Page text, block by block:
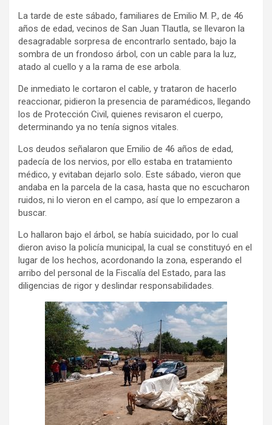
La tarde de este sábado, familiares de Emilio M. P., de 46
años de edad, vecinos de San Juan Tlautla, se llevaron la
desagradable sorpresa de encontrarlo sentado, bajo la
sombra de un frondoso árbol, con un cable para la luz,
atado al cuello y a la rama de ese arbola.
De inmediato le cortaron el cable, y trataron de hacerlo
reaccionar, pidieron la presencia de paramédicos, llegando
los de Protección Civil, quienes revisaron el cuerpo,
determinando ya no tenía signos vitales.
Los deudos señalaron que Emilio de 46 años de edad,
padecía de los nervios, por ello estaba en tratamiento
médico, y evitaban dejarlo solo. Este sábado, vieron que
andaba en la parcela de la casa, hasta que no escucharon
ruidos, ni lo vieron en el campo, así que lo empezaron a
buscar.
Lo hallaron bajo el árbol, se había suicidado, por lo cual
dieron aviso la policía municipal, la cual se constituyó en el
lugar de los hechos, acordonando la zona, esperando el
arribo del personal de la Fiscalía del Estado, para las
diligencias de rigor y deslindar responsabilidades.